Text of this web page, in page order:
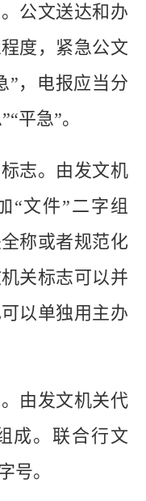
公文送达和办
度，紧急公文
”，电报应当分
平急”。
志。由发文机
“文件”二字组
称或者规范化
关标志可以并
以单独用主办
由发文机关代
成。联合行文
号。